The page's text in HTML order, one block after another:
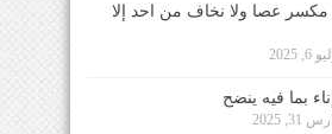
مكسر عصا ولا نخاف من احد إلا
2025
بما فيه ينضح
31, 2025